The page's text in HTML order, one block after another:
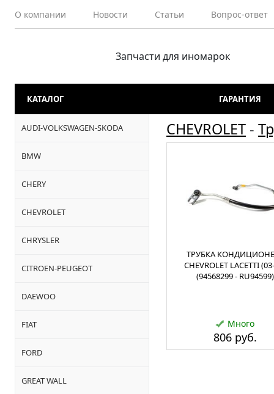
О компании Новости Статьи Вопрос-ответ
Запчасти для иномарок
КАТАЛОГ ГАРАНТИЯ
AUDI-VOLKSWAGEN-SKODA
BMW
CHERY
CHEVROLET
CHRYSLER
CITROEN-PEUGEOT
DAEWOO
FIAT
FORD
GREAT WALL
CHEVROLET -
ТРУБКА
CHEVROLET LACETTI
(94568299 - RU94599)
Много
806 руб.